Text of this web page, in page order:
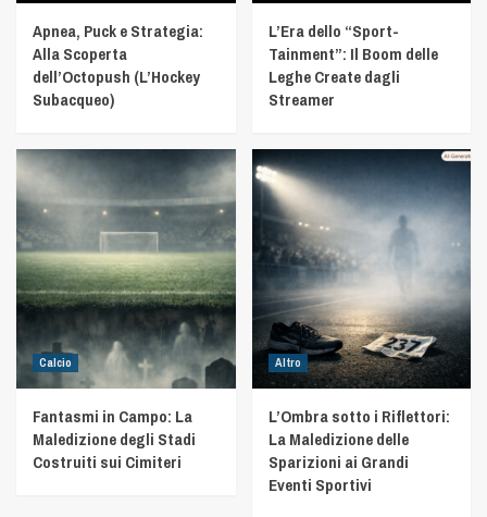
Apnea, Puck e Strategia:
Alla Scoperta
dell’Octopush (L’Hockey
Subacqueo)
L’Era dello “Sport-
Tainment”: Il Boom delle
Leghe Create dagli
Streamer
Calcio
Fantasmi in Campo: La
Maledizione degli Stadi
Costruiti sui Cimiteri
Altro
L’Ombra sotto i Riflettori:
La Maledizione delle
Sparizioni ai Grandi
Eventi Sportivi